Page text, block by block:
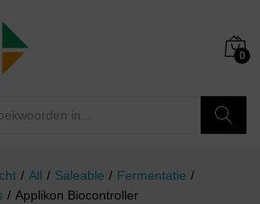
0
/ All / Saleable / Fermentatie /
/ Applikon Biocontroller